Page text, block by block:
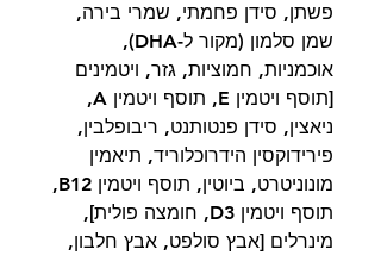
פשתן, סידן פחמתי, שמרי בירה,
שמן סלמון (מקור ל-DHA),
אוכמניות, חמוציות, גזר, ויטמינים
[תוסף ויטמין E, תוסף ויטמין A,
ניאצין, סידן פנטותנט, ריבופלבין,
פירידוקסין הידרוכלוריד, תיאמין
מונוניטרט, ביוטין, תוסף ויטמין B12,
תוסף ויטמין D3, חומצה פולית],
מינרלים [אבץ סולפט, אבץ חלבון,